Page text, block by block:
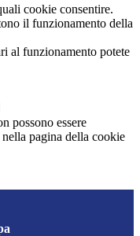
cookie consentire.
il funzionamento della
al funzionamento potete
possono essere
pagina della cookie